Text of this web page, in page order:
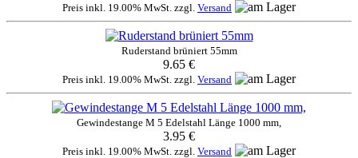
Preis inkl. 19.00% MwSt. zzgl. Versand
Ruderstand brüniert 55mm
9.65 €
Preis inkl. 19.00% MwSt. zzgl. Versand
Gewindestange M 5 Edelstahl Länge 1000 mm,
3.95 €
Preis inkl. 19.00% MwSt. zzgl. Versand